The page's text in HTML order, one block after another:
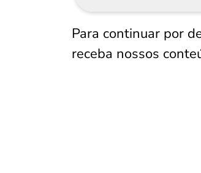
Para continuar por
receba nossos